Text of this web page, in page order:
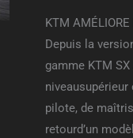
KTM
Depuis la
gamme KTM
pilote, de
retourd’un